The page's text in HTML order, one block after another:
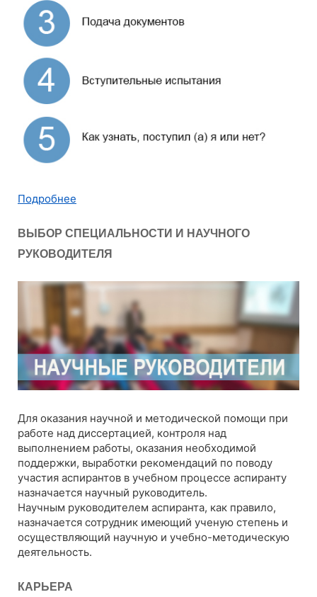
Подробнее
ВЫБОР СПЕЦИАЛЬНОСТИ И НАУЧНОГО
РУКОВОДИТЕЛЯ
Для оказания научной и методической помощи при
работе над диссертацией, контроля над
выполнением работы, оказания необходимой
поддержки, выработки рекомендаций по поводу
участия аспирантов в учебном процессе аспиранту
назначается научный руководитель.
Научным руководителем аспиранта, как правило,
назначается сотрудник имеющий ученую степень и
осуществляющий научную и учебно-методическую
деятельность.
КАРЬЕРА